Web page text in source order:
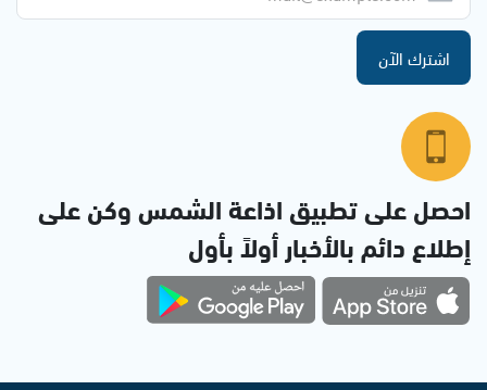
اشترك الآن
احصل على تطبيق اذاعة الشمس وكن على
إطلاع دائم بالأخبار أولاً بأول